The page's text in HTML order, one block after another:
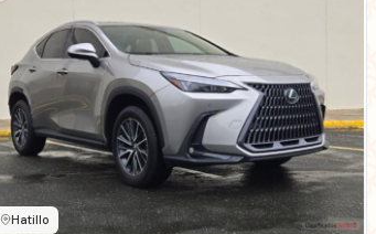
Hatillo